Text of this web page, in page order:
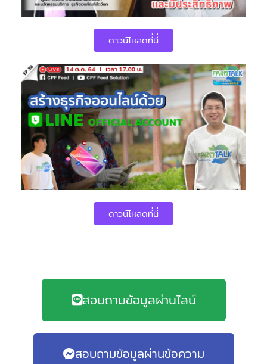
ดาวน์โหลดที่นี่
ดาวน์โหลดที่นี่
สอบถามข้อมูลผ่านไลน์
สอบถามข้อมูลผ่านข้อความ